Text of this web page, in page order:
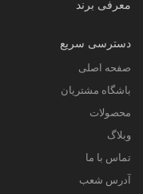
معرفی برند
دسترسی سریع
صفحه اصلی
باشگاه مشتریان
محصولات
وبلاگ
تماس با ما
آدرس شعب